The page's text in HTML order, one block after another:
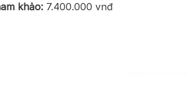
khảo:7.400.000 vnđ